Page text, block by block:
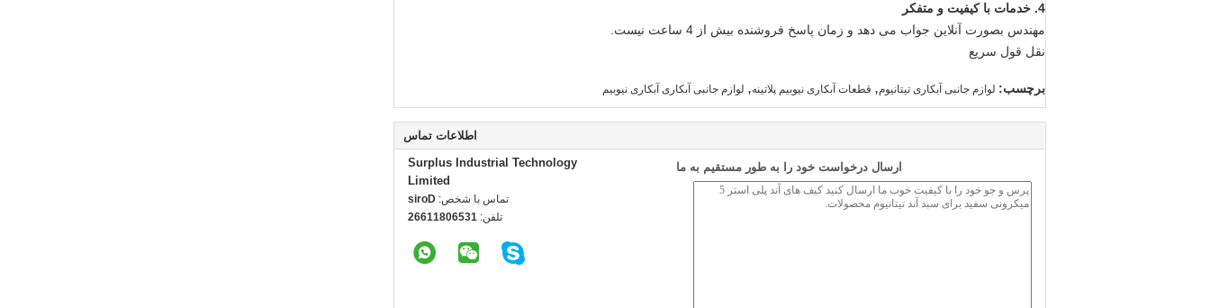
4. خدمات با کیفیت و متفکر
مهندس بصورت آنلاین جواب می دهد و زمان پاسخ فروشنده بیش از 4 ساعت نیست.
نقل قول سریع
برچسب: لوازم جانبی آبکاری تیتانیوم, قطعات آبکاری نیوبیم پلاتینه, لوازم جانبی آبکاری آبکاری نیوبیم
اطلاعات تماس
Surplus Industrial Technology
Limited
تماس با شخص: Doris
تلفن: 13560811662
ارسال درخواست خود را به طور مستقیم به ما